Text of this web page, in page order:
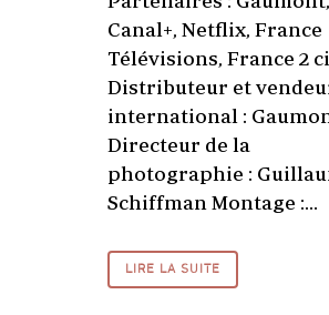
Canal+, Netflix, France
Télévisions, France 2
Distributeur et
international :
Directeur de la
photographie :
Schiffman Montage :...
LIRE LA SUITE